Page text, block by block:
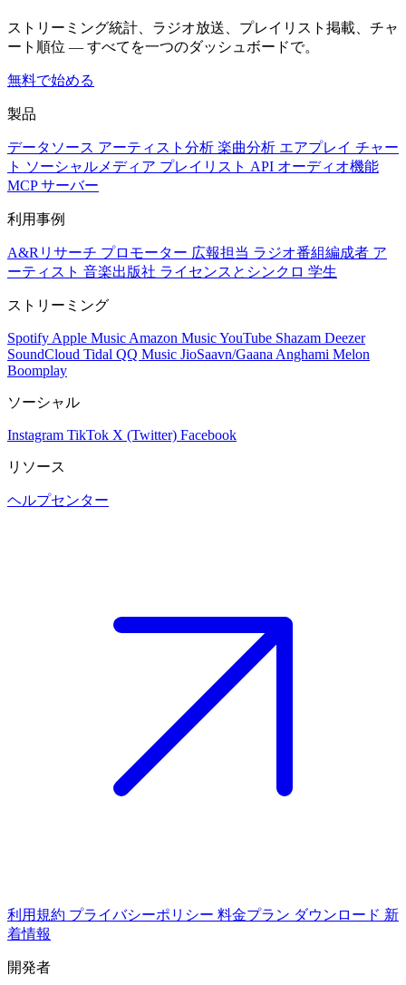
ストリーミング統計、ラジオ放送、プレイリスト掲載、チャ
ート順位 — すべてを一つのダッシュボードで。
無料で始める
製品
データソース アーティスト分析 楽曲分析 エアプレイ チャー
ト ソーシャルメディア プレイリスト API オーディオ機能
MCP サーバー
利用事例
A&Rリサーチ プロモーター 広報担当 ラジオ番組編成者 ア
ーティスト 音楽出版社 ライセンスとシンクロ 学生
ストリーミング
Spotify Apple Music Amazon MusicYouTube Shazam Deezer
SoundCloud Tidal QQ Music JioSaavn/Gaana Anghami Melon
Boomplay
ソーシャル
Instagram TikTok X (Twitter) Facebook
リソース
ヘルプセンター
利用規約 プライバシーポリシー 料金プラン ダウンロード 新
着情報
開発者